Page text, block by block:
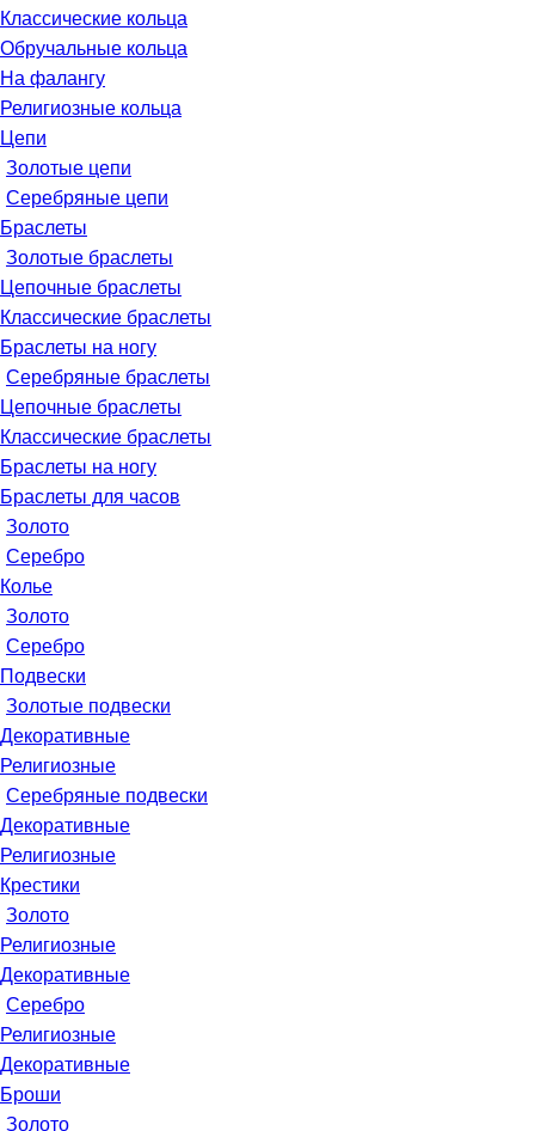
Классические кольца
Обручальные кольца
На фалангу
Религиозные кольца
Цепи
Золотые цепи
Серебряные цепи
Браслеты
Золотые браслеты
Цепочные браслеты
Классические браслеты
Браслеты на ногу
Серебряные браслеты
Цепочные браслеты
Классические браслеты
Браслеты на ногу
Браслеты для часов
Золото
Серебро
Колье
Золото
Серебро
Подвески
Золотые подвески
Декоративные
Религиозные
Серебряные подвески
Декоративные
Религиозные
Крестики
Золото
Религиозные
Декоративные
Серебро
Религиозные
Декоративные
Броши
Золото